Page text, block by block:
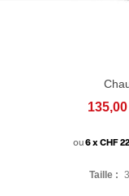
ou6 x CHF
Taille :